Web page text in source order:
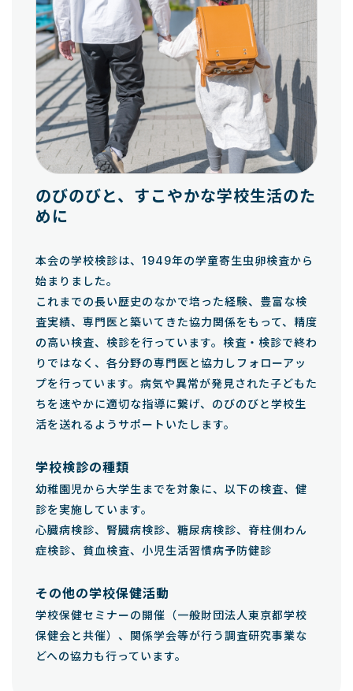
のびのびと、すこやかな学校生活のた
めに
本会の学校検診は、1949年の学童寄生虫卵検査から
始まりました。
これまでの長い歴史のなかで培った経験、豊富な検
査実績、専門医と築いてきた協力関係をもって、精度
の高い検査、検診を行っています。検査・検診で終わ
りではなく、各分野の専門医と協力しフォローアッ
プを行っています。病気や異常が発見された子どもた
ちを速やかに適切な指導に繋げ、のびのびと学校生
活を送れるようサポートいたします。
学校検診の種類
幼稚園児から大学生までを対象に、以下の検査、健
診を実施しています。
心臓病検診、腎臓病検診、糖尿病検診、脊柱側わん
症検診、貧血検査、小児生活習慣病予防健診
その他の学校保健活動
学校保健セミナーの開催（一般財団法人東京都学校
保健会と共催）、関係学会等が行う調査研究事業な
どへの協力も行っています。